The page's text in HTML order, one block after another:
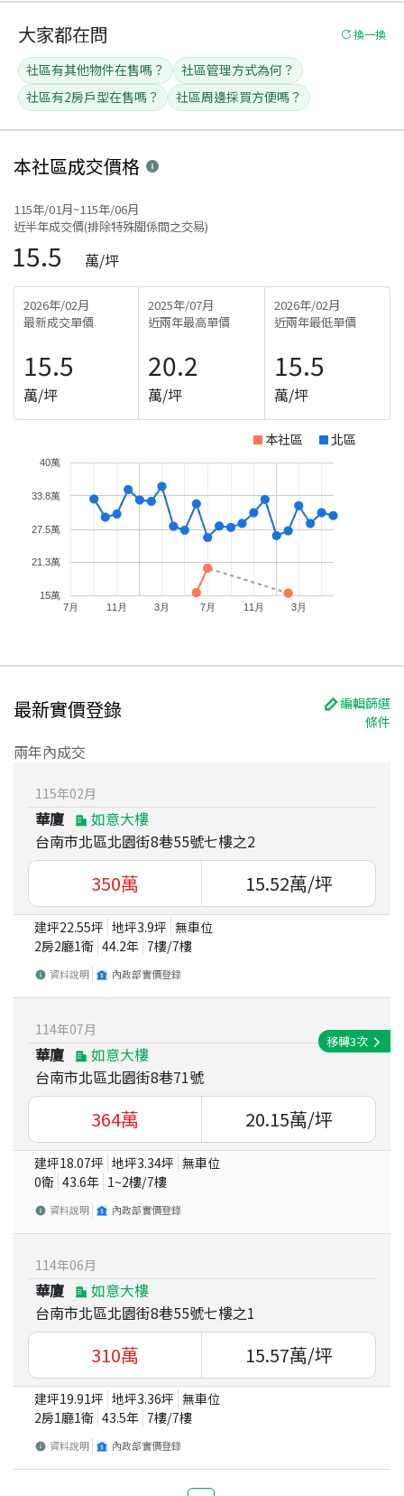
大家都在問 換一換
社區有其他物件在售嗎？
社區管理方式為何？
社區有2房戶型在售嗎？
社區周邊採買方便嗎？
本社區成交價格
115年/01月~115年/06月
近半年成交價(排除特殊關係間之交易)
15.5 萬/坪
2026年/02月
最新成交單價
15.5
萬/坪
2025年/07月
近兩年最高單價
20.2
萬/坪
2026年/02月
近兩年最低單價
15.5
萬/坪
本社區 北區
7月 11月 3月 7月 11月 3月
15萬
21.3萬
27.5萬
33.8萬
40萬
最新實價登錄
編輯篩選
條件
兩年內成交
115年02月
華廈
如意大樓
台南市北區北園街8巷55號七樓之2
350萬 15.52萬/坪
建坪22.55坪 地坪3.9坪 無車位
2房2廳1衛 44.2年 7樓/7樓
資料說明 內政部實價登錄
114年07月
華廈
如意大樓
台南市北區北園街8巷71號
移轉3次
364萬 20.15萬/坪
建坪18.07坪 地坪3.34坪 無車位
0衛 43.6年 1~2樓/7樓
資料說明 內政部實價登錄
114年06月
華廈
如意大樓
台南市北區北園街8巷55號七樓之1
310萬 15.57萬/坪
建坪19.91坪 地坪3.36坪 無車位
2房1廳1衛 43.5年 7樓/7樓
資料說明 內政部實價登錄